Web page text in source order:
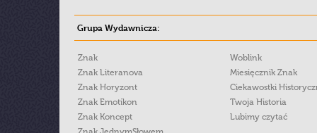
Grupa Wydawnicza:
Znak
Znak Literanova
Znak Horyzont
Znak Emotikon
Znak Koncept
Woblink
Miesięcznik Znak
Ciekawostki
Twoja Historia
Lubimy czytać